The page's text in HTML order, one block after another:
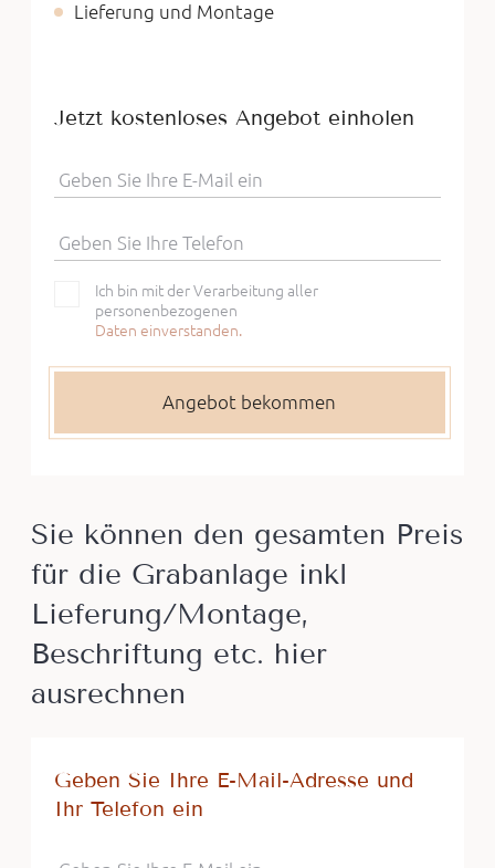
Lieferung und Montage
Jetzt kostenloses Angebot einholen
Geben Sie Ihre E-Mail ein
Geben Sie Ihre Telefon
Ich bin mit der Verarbeitung aller
personenbezogenen
Daten einverstanden.
Sie können den gesamten Preis
für die Grabanlage inkl
Lieferung/Montage,
Beschriftung etc. hier
ausrechnen
Geben Sie Ihre E-Mail-Adresse und
Ihr Telefon ein